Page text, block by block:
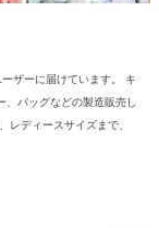
ザーに届けています。 キ
バッグなどの製造販売し
レディースサイズまで、